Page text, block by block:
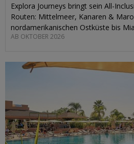
Explora Journeys bringt sein All-
Routen: Mittelmeer, Kanaren &
nordamerikanischen Ostküste bis
AB OKTOBER 2026